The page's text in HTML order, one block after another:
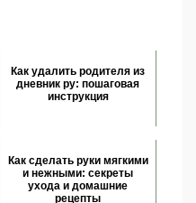
Как удалить родителя из
дневник ру: пошаговая
инструкция
Как сделать руки мягкими
и нежными: секреты
ухода и домашние
рецепты